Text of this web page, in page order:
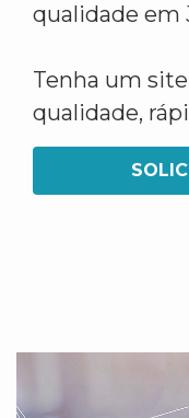
qualidade em
Tenha um
qualidade,